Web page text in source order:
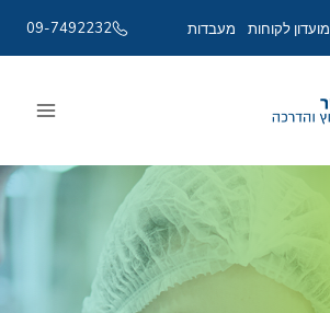
מועדון לקוחות מעבדות 09-7492232